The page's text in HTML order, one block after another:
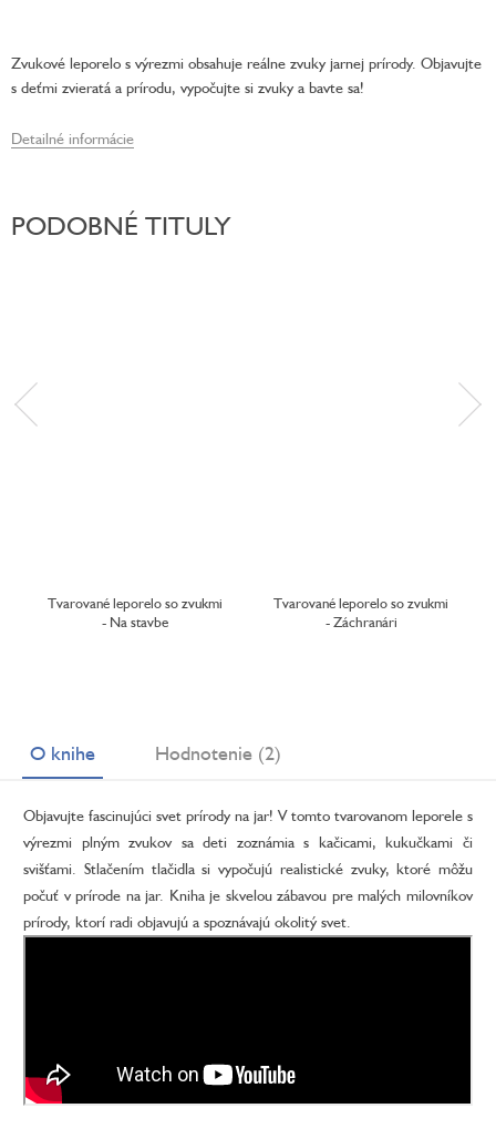
Zvukové leporelo s výrezmi obsahuje reálne zvuky jarnej prírody. Objavujte
s deťmi zvieratá a prírodu, vypočujte si zvuky a bavte sa!
Detailné informácie
PODOBNÉ TITULY
Tvarované leporelo so zvukmi
- Na stavbe
Tvarované leporelo so zvukmi
- Záchranári
O knihe Hodnotenie (2)
Objavujte fascinujúci svet prírody na jar! V tomto tvarovanom leporele s
výrezmi plným zvukov sa deti zoznámia s kačicami, kukučkami či
svišťami. Stlačením tlačidla si vypočujú realistické zvuky, ktoré môžu
počuť v prírode na jar. Kniha je skvelou zábavou pre malých milovníkov
prírody, ktorí radi objavujú a spoznávajú okolitý svet.